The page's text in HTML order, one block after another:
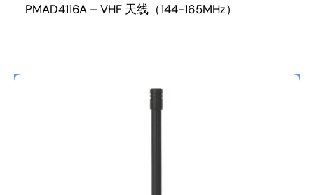
PMAD4116A – VHF 天线（144-165MHz）